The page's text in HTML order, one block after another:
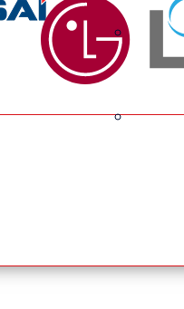
1467,00 €.
1353,00 €.